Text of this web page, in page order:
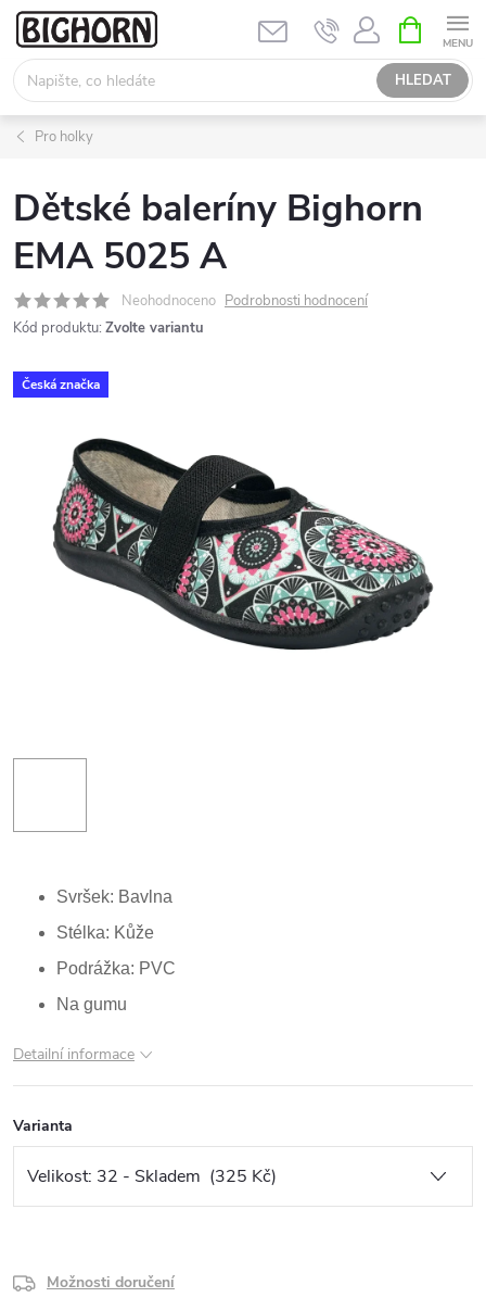
Přejít
obsah
HLEDAT
NÁKUPNÍ
KOŠÍK
Pro holky
Dětské baleríny Bighorn
EMA 5025 A
Neohodnoceno Podrobnosti hodnocení
Kód produktu: Zvolte variantu
Česká značka
Svršek: Bavlna
Stélka: Kůže
Podrážka: PVC
Na gumu
Detailní informace
Varianta
Možnosti doručení